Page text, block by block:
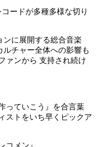
ードが多種多様な切り
ンに展開する総合音楽
チャー全体への影響も
ァンから 支持され続け
っていこう』を合言葉
ストをいち早くピックア